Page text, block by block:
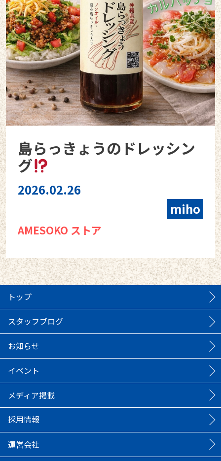
島らっきょうのドレッシン
グ
2026.02.26
miho
AMESOKO ストア
トップ
スタッフブログ
お知らせ
イベント
メディア掲載
採用情報
運営会社